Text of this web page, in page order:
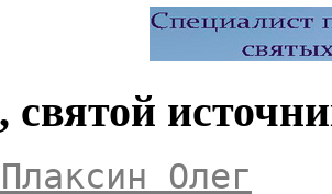
святой
Олег